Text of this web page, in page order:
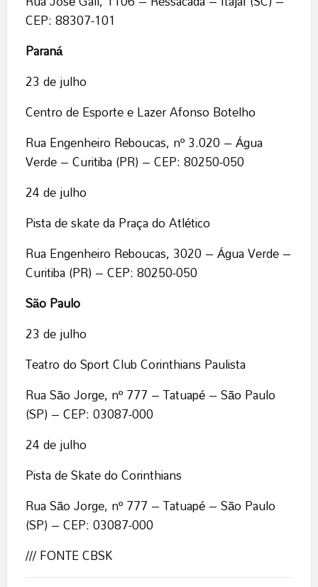
CEP: 88307-101
Paraná
23 de julho
Centro de Esporte e Lazer Afonso Botelho
Rua Engenheiro Reboucas, nº 3.020 – Água
Verde – Curitiba (PR) – CEP: 80250-050
24 de julho
Pista de skate da Praça do Atlético
Rua Engenheiro Reboucas, 3020 – Água Verde –
Curitiba (PR) – CEP: 80250-050
São Paulo
23 de julho
Teatro do Sport Club Corinthians Paulista
Rua São Jorge, nº 777 – Tatuapé – São Paulo
(SP) – CEP: 03087-000
24 de julho
Pista de Skate do Corinthians
Rua São Jorge, nº 777 – Tatuapé – São Paulo
(SP) – CEP: 03087-000
/// FONTE CBSK